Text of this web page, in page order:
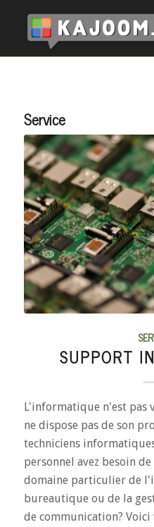
Service
SUPPORT
L'informatique n'est pas
ne dispose pas de son
techniciens
personnel avez besoin
domaine particulier de
bureautique ou de la
de communication?